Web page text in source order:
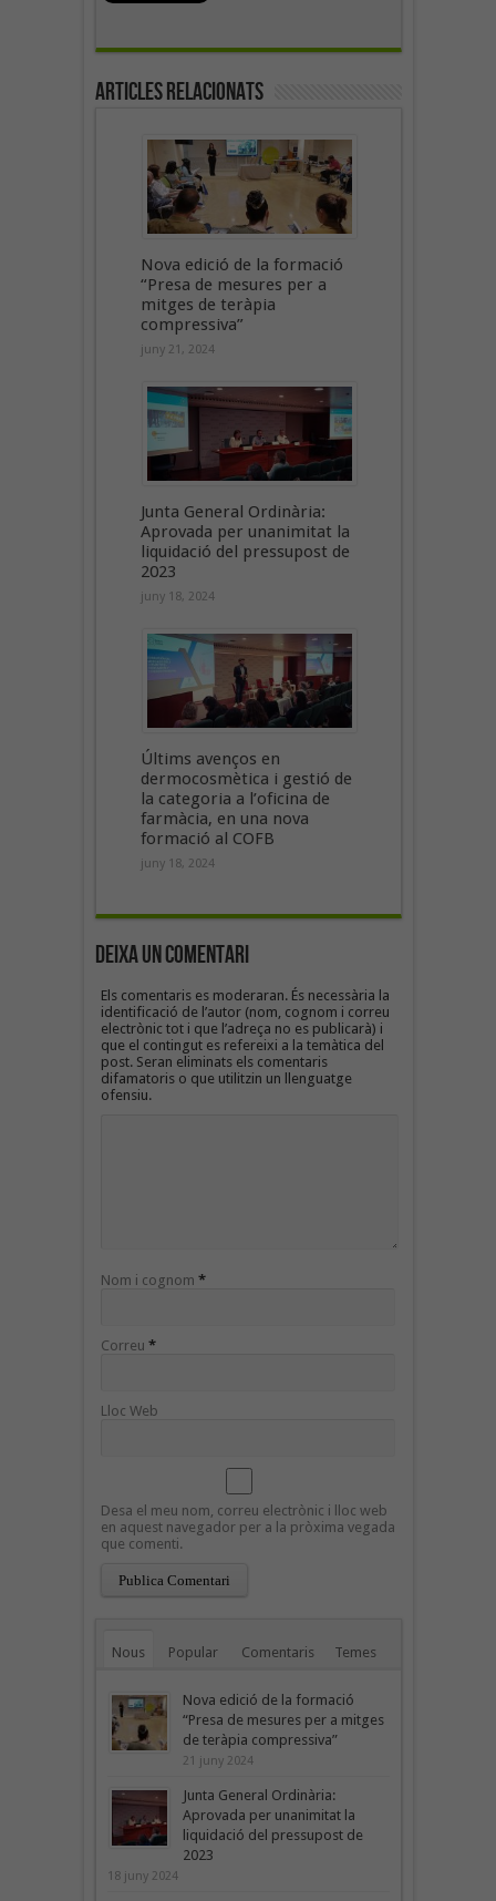
Articles Relacionats
Nova edició de la formació
“Presa de mesures per a
mitges de teràpia
compressiva”
juny 21, 2024
Junta General Ordinària:
Aprovada per unanimitat la
liquidació del pressupost de
2023
juny 18, 2024
Últims avenços en
dermocosmètica i gestió de
la categoria a l’oficina de
farmàcia, en una nova
formació al COFB
juny 18, 2024
Deixa un Comentari
Els comentaris es moderaran. És necessària la
identificació de l’autor (nom, cognom i correu
electrònic tot i que l’adreça no es publicarà) i
que el contingut es refereixi a la temàtica del
post. Seran eliminats els comentaris
difamatoris o que utilitzin un llenguatge
ofensiu.
Nom i cognom *
Correu *
Lloc Web
Desa el meu nom, correu electrònic i lloc web
en aquest navegador per a la pròxima vegada
que comenti.
Nous Popular Comentaris Temes
Nova edició de la formació
“Presa de mesures per a mitges
de teràpia compressiva”
21 juny 2024
Junta General Ordinària:
Aprovada per unanimitat la
liquidació del pressupost de
2023
18 juny 2024